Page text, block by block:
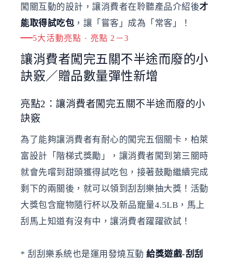
闖關互動的設計，讓消費者在聆聽產品介紹後才
能取得試吃包 ，讓「嘗客」成為「常客」！
5大活動亮點 · 亮點 2－3
讓消費者闖完五關不半途而廢的小
訣竅／贈品數量彈性新增
亮點2：讓消費者闖完五關不半途而廢的小
訣竅
為了能夠讓消費者有耐心的闖完五個關卡，柏萊
富設計「階梯式獎勵」，讓消費者闖到第三關時
就會先嚐到甜頭獲得試吃包，接著鼓勵繼續完成
剩下的兩關後，就可以領到刮刮樂抽大獎！活動
大獎包含寵物隨行杯以及新品寵量4.5LB，馬上
刮馬上知道有沒有中，讓消費者躍躍欲試！
* 刮刮樂系統也是運用發燒互動 給獎遊戲-刮刮